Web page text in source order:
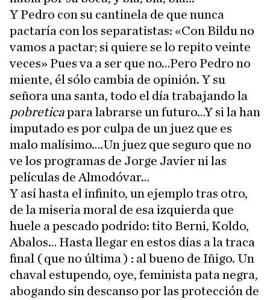
Y Pedro con su cantinela de que nunca
pactaría con los separatistas: «Con Bildu no
vamos a pactar; si quiere se lo repito veinte
veces» Pues va a ser que no…Pero Pedro no
miente, él sólo cambia de opinión. Y su
señora una santa, todo el día trabajando la
pobreticapara labrarse un futuro…Y si la han
imputado es por culpa de un juez que es
malo malísimo….Un juez que seguro que no
ve los programas de Jorge Javier ni las
películas de Almodóvar…
Y así hasta el infinito, un ejemplo tras otro,
de la miseria moral de esa izquierda que
huele a pescado podrido: tito Berni, Koldo,
Abalos… Hasta llegar en estos días a la traca
final ( que no última ) : al bueno de Iñigo. Un
chaval estupendo, oye, feminista pata negra,
abogando sin descanso por las protección de